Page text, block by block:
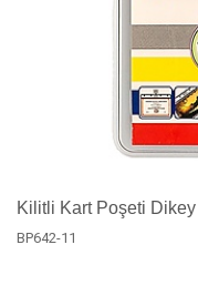
Kilitli Kart Poşeti
BP642-11